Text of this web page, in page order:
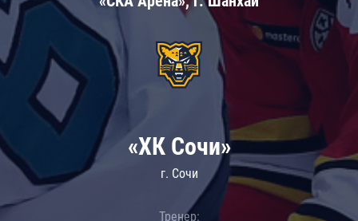
«ХК Сочи»
г. Сочи
Тренер: